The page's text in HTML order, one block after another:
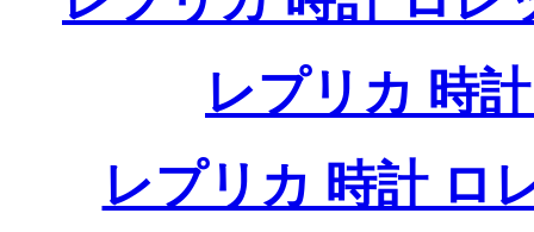
レプリカ 時
レプリカ 時計 ロ